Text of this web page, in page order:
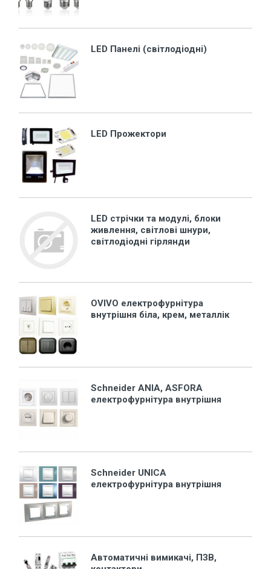
LED Панелі (світлодіодні)
LED Прожектори
LED стрічки та модулі, блоки
живлення, світлові шнури,
світлодіодні гірлянди
OVIVO електрофурнітура
внутрішня біла, крем, металлік
Schneider ANIA, ASFORA
електрофурнітура внутрішня
Schneider UNICA
електрофурнітура внутрішня
Автоматичні вимикачі, ПЗВ,